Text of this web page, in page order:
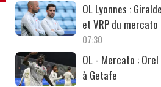
OL Lyonnes :
et VRP du
07:30
OL - Mercato :
à Getafe